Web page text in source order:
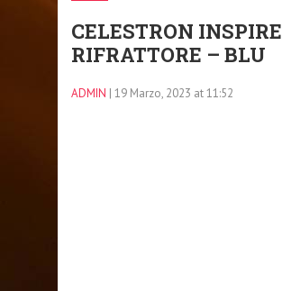
CELESTRON INSPIRE
RIFRATTORE – BLU
ADMIN | 19 Marzo, 2023 at 11:52